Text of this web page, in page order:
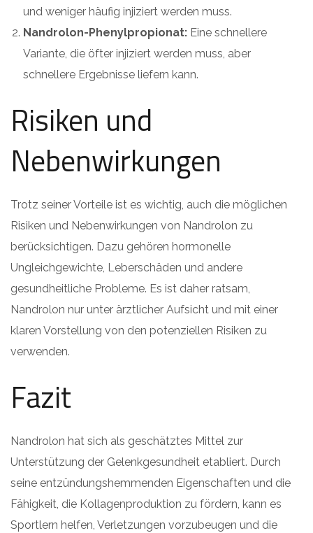
und weniger häufig injiziert werden muss.
Nandrolon-Phenylpropionat: Eine schnellere
Variante, die öfter injiziert werden muss, aber
schnellere Ergebnisse liefern kann.
Risiken und
Nebenwirkungen
Trotz seiner Vorteile ist es wichtig, auch die möglichen
Risiken und Nebenwirkungen von Nandrolon zu
berücksichtigen. Dazu gehören hormonelle
Ungleichgewichte, Leberschäden und andere
gesundheitliche Probleme. Es ist daher ratsam,
Nandrolon nur unter ärztlicher Aufsicht und mit einer
klaren Vorstellung von den potenziellen Risiken zu
verwenden.
Fazit
Nandrolon hat sich als geschätztes Mittel zur
Unterstützung der Gelenkgesundheit etabliert. Durch
seine entzündungshemmenden Eigenschaften und die
Fähigkeit, die Kollagenproduktion zu fördern, kann es
Sportlern helfen, Verletzungen vorzubeugen und die